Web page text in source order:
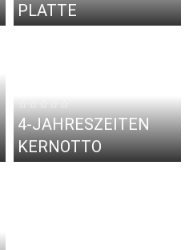
PLATTE
☆☆☆☆☆
4-JAHRESZEITEN
KERNOTTO